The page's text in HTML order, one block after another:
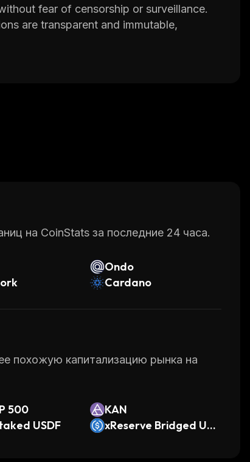
fear of censorship or surveillance.
are transparent and immutable,
services on its platform. MYST
to build applications on top of
на CoinStats за последние 24 часа.
Ondo
Cardano
похожую капитализацию рынка на
500
KAN
USDF
xReserve Bridged USD